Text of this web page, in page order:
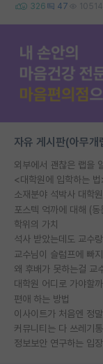
326 47
자유 게시판(아무
외부에서 괜찮은 랩을
<대학원에 입학하는 법
소재분야 석박사 대학
학위의 가치
석사 받았는데도 교수
교수님이 슬럼프에 빠
대학원 어디로 가야할
편애 하는 방법
이사이트가 처음엔 정
커뮤니티는 다 쓰레기통